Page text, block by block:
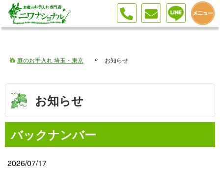
庭のお手入れ 埼玉・東京 お知らせ
お知らせ
バックナンバー
2026/07/17